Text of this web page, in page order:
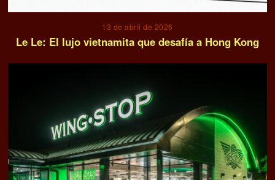
13 de abril de 2026
Le Le: El lujo vietnamita que desafía a Hong Kong